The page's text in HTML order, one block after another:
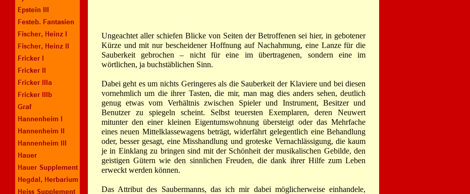
Ungeachtet aller schiefen Blicke von Seiten der Betroffenen sei hier, in gebotener
Kürze und mit nur bescheidener Hoffnung auf Nachahmung, eine Lanze für die
Sauberkeit gebrochen – nicht für eine im übertragenen, sondern eine im
wörtlichen, ja buchstäblichen Sinn.
Dabei geht es um nichts Geringeres als die Sauberkeit der Klaviere und bei diesen
vornehmlich um die ihrer Tasten, die mir, man mag dies anders sehen, deutlich
genug etwas vom Verhältnis zwischen Spieler und Instrument, Besitzer und
Benutzer zu spiegeln scheint. Selbst teuersten Exemplaren, deren Neuwert
mitunter den einer kleinen Eigentumswohnung übersteigt oder das Mehrfache
eines neuen Mittelklassewagens beträgt, widerfährt gelegentlich eine Behandlung
oder, besser gesagt, eine Misshandlung und groteske Vernachlässigung, die kaum
je in Einklang zu bringen sind mit der Schönheit der musikalischen Gebilde, den
geistigen Gütern wie den sinnlichen Freuden, die dank ihrer Hilfe zum Leben
erweckt werden können.
Das Attribut des Saubermanns, das ich mir dabei möglicherweise einhandele,